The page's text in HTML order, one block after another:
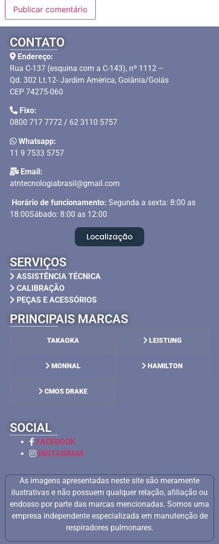
CONTATO
Endereço:
Rua C-137 (esquina com a C-143), nº 1112 –
Qd. 302 Lt.12- Jardim América, Goiânia/Goiás
CEP 74275-060
Fixo:
0800 717 7772 / 62 3110 5757
Whatsapp:
11 9 7533 5757
Email:
atntecnologiabrasil@gmail.com
Horário de funcionamento: Segunda a sexta: 8:00 as
18:00Sábado: 8:00 as 12:00
Localização
SERVIÇOS
ASSISTÊNCIA TÉCNICA
CALIBRAÇÃO
PEÇAS E ACESSÓRIOS
PRINCIPAIS MARCAS
TAKAOKA LEISTUNG
MONNAL HAMILTON
CMOS DRAKE
SOCIAL
FACEBOOK
INSTAGRAM
As imagens apresentadas neste site são meramente
ilustrativas e não possuem qualquer relação, afiliação ou
endosso por parte das marcas mencionadas. Somos uma
empresa independente especializada em manutenção de
respiradores pulmonares.